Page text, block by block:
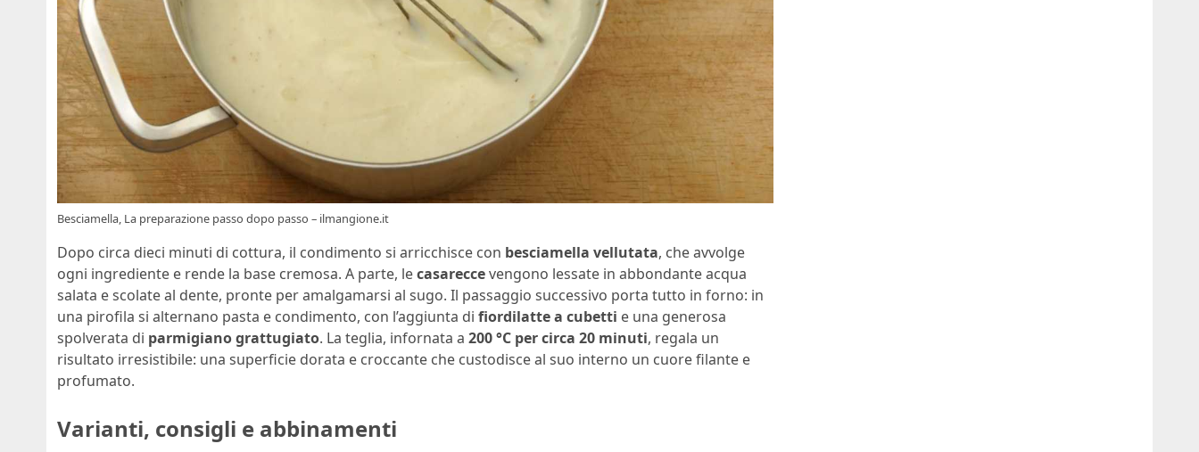
Besciamella, La preparazione passo dopo passo – ilmangione.it
Dopo circa dieci minuti di cottura, il condimento si arricchisce con besciamella vellutata, che avvolge
ogni ingrediente e rende la base cremosa. A parte, lecasareccevengono lessate in abbondante acqua
salata e scolate al dente, pronte per amalgamarsi al sugo. Il passaggio successivo porta tutto in forno: in
una pirofila si alternano pasta e condimento, con l’aggiunta di fiordilatte a cubetti e una generosa
spolverata di parmigiano grattugiato. La teglia, infornata a 200 °C per circa 20 minuti, regala un
risultato irresistibile: una superficie dorata e croccante che custodisce al suo interno un cuore filante e
profumato.
Varianti, consigli e abbinamenti